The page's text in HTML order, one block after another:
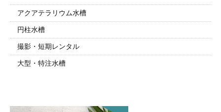
アクアテラリウム水槽
円柱水槽
撮影・短期レンタル
大型・特注水槽